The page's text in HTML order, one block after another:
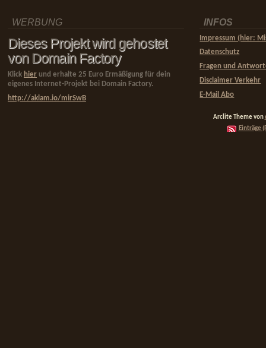
WERBUNG
Dieses Projekt wird gehostet
von Domain Factory
Klick hier und erhalte 25 Euro Ermäßigung für dein
eigenes Internet-Projekt bei Domain Factory.
http://aklam.io/mirSwB
INFOS
Impressum (hier:
Datenschutz
Fragen und
Disclaimer Verkehr
E-Mail Abo
Arclite Theme von
Einträge